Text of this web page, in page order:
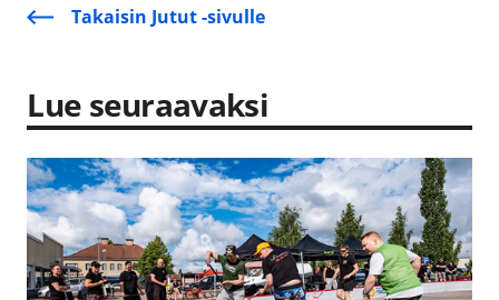
Takaisin Jutut -sivulle
Lue seuraavaksi